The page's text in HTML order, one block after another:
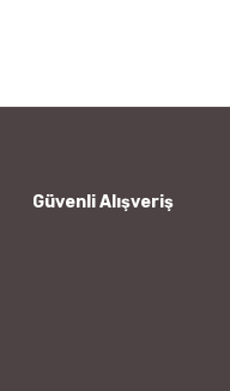
Güvenli Alışveriş